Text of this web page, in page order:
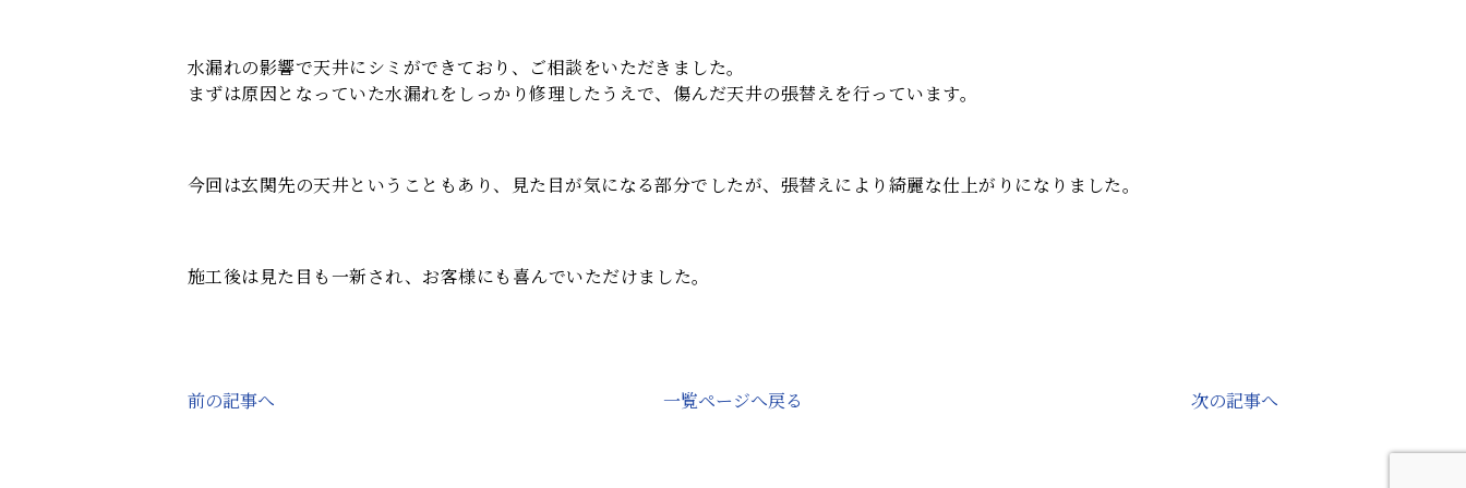
水漏れの影響で天井にシミができており、ご相談をいただきました。
まずは原因となっていた水漏れをしっかり修理したうえで、傷んだ天井の張替えを行っています。
今回は玄関先の天井ということもあり、見た目が気になる部分でしたが、張替えにより綺麗な仕上がりになりました。
施工後は見た目も一新され、お客様にも喜んでいただけました。
前の記事へ 一覧ページへ戻る 次の記事へ